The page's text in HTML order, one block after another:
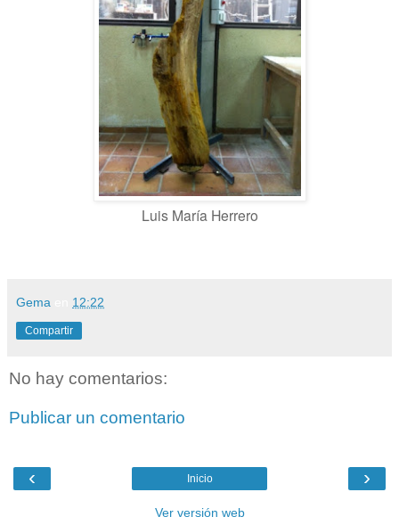
Luis María Herrero
Gema 12:22
Compartir
No hay comentarios:
Publicar un comentario
‹ ›
Inicio
Ver versión web